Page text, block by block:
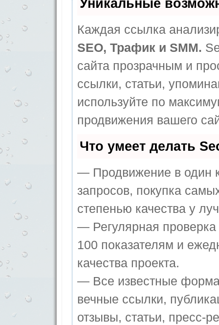
Уникальные
Каждая ссылка
SEO, Трафик и SMM.
сайта прозрачным и
ссылки, статьи,
используйте по
продвижения вашего
Что умеет делать
— Продвижение в один
запросов, покупка
степенью качества у
— Регулярная
100 показателям и
качества проекта.
— Все известные
вечные ссылки,
отзывы, статьи, пресс-